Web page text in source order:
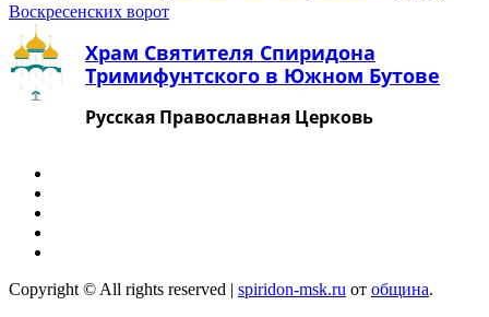
Апрель 2023
Март 2023
Февраль 2023
Январь 2023
Ноябрь 2022
Январь 2022
Декабрь 2021
Воскресенских ворот
Храм Святителя Спиридона
Тримифунтского в Южном Бутове
Русская Православная Церковь
Copyright © All rights reserved | spiridon-msk.ru от община.